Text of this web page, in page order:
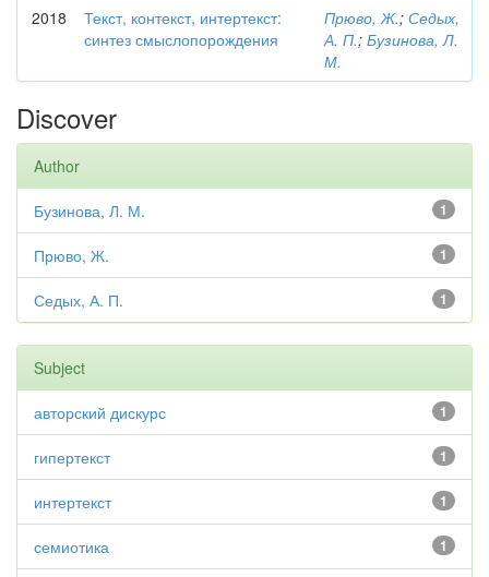
2018
Текст, контекст, интертекст:
синтез смыслопорождения
Прюво, Ж.; Седых,
А. П.; Бузинова, Л.
М.
Discover
Author
1
Бузинова, Л. М.
1
Прюво, Ж.
1
Седых, А. П.
Subject
1
авторский дискурс
1
гипертекст
1
интертекст
1
семиотика